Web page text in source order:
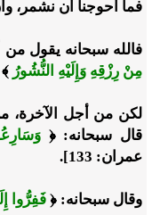
فما أحوجنا أن نشمر،
فالله سبحانه يقول من
مِنْ رِزْقِهِ وَإِلَيْهِ النُّشُورُ ﴾
لكن من أجل الآخرة،
قال سبحانه: ﴿
عمران: 133].
وقال سبحانه: ﴿ فَفِرُّوا